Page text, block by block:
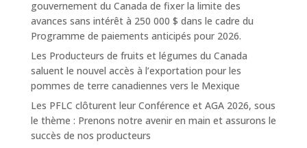
gouvernement du Canada de fixer la limite des
avances sans intérêt à 250 000 $ dans le cadre du
Programme de paiements anticipés pour 2026.
Les Producteurs de fruits et légumes du Canada
saluent le nouvel accès à l’exportation pour les
pommes de terre canadiennes vers le Mexique
Les PFLC clôturent leur Conférence et AGA 2026, sous
le thème : Prenons notre avenir en main et assurons le
succès de nos producteurs